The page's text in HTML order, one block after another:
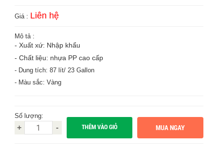
Giá : Liên hệ
Mô tả :
- Xuất xứ: Nhập khẩu
- Chất liệu: nhựa PP cao cấp
- Dung tích: 87 lít/ 23 Gallon
- Màu sắc: Vàng
Số lượng:
+ - THÊM VÀO GIỎ